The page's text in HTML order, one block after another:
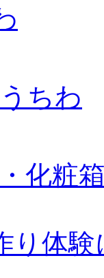
ちわ
化粧
り体